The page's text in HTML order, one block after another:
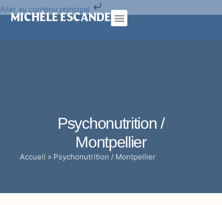
Aller au contenu principal
Psychonutrition /
Montpellier
Accueil » Psychonutrition / Montpellier